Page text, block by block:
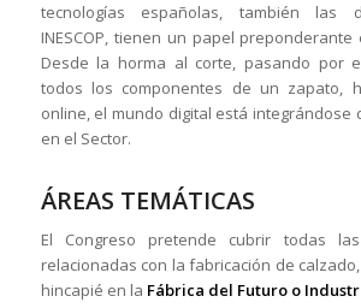
tecnologías españolas, también las
INESCOP, tienen un papel
Desde la horma al corte, pasando por
todos los componentes de un zapato,
online, el mundo digital está integrándose
en el Sector.
ÁREAS TEMÁTICAS
El Congreso pretende cubrir todas
relacionadas con la fabricación de
hincapié en la Fábrica del Futuro o